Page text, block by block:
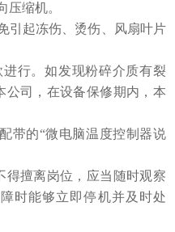
压缩机。
引起冻伤、烫伤、风扇叶片
进行。如发现粉碎介质有裂
公司，在设备保修期内，本
带的“微电脑温度控制器说
得擅离岗位，应当随时观察
时能够立即停机并及时处